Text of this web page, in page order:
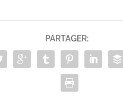
PARTAGER: